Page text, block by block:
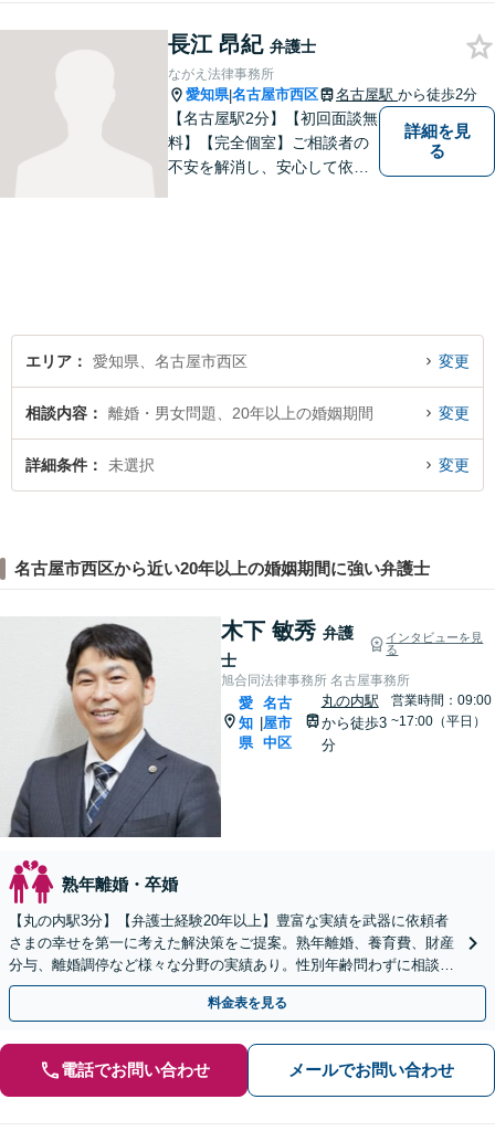
い。
長江 昂紀 弁護士
ながえ法律事務所
愛知県|名古屋市西区 名古屋駅 から徒歩2分
【名古屋駅2分】【初回面談無
料】【完全個室】ご相談者の
不安を解消し、安心して依頼
詳細を見
る
エリア 愛知県、名古屋市西区 変更
相談内容 離婚・男女問題、20年以上の婚姻期間 変更
詳細条件 未選択 変更
名古屋市西区から近い20年以上の婚姻期間に強い弁護士
木下 敏秀 弁護
士
インタビューを見
る
旭合同法律事務所 名古屋事務所
愛
知
県
名古
屋市
中区
丸の内駅
から徒歩3
分
営業時間：09:00
~17:00（平日）
熟年離婚・卒婚
【丸の内駅3分】【弁護士経験20年以上】豊富な実績を武器に依頼者
さまの幸せを第一に考えた解決策をご提案。熟年離婚、養育費、財産
分与、離婚調停など様々な分野の実績あり。性別年齢問わずに相談を
受け付けています。【初回面談無料】【夜間休日対応可】
料金表を見る
電話でお問い合わせ メールでお問い合わせ